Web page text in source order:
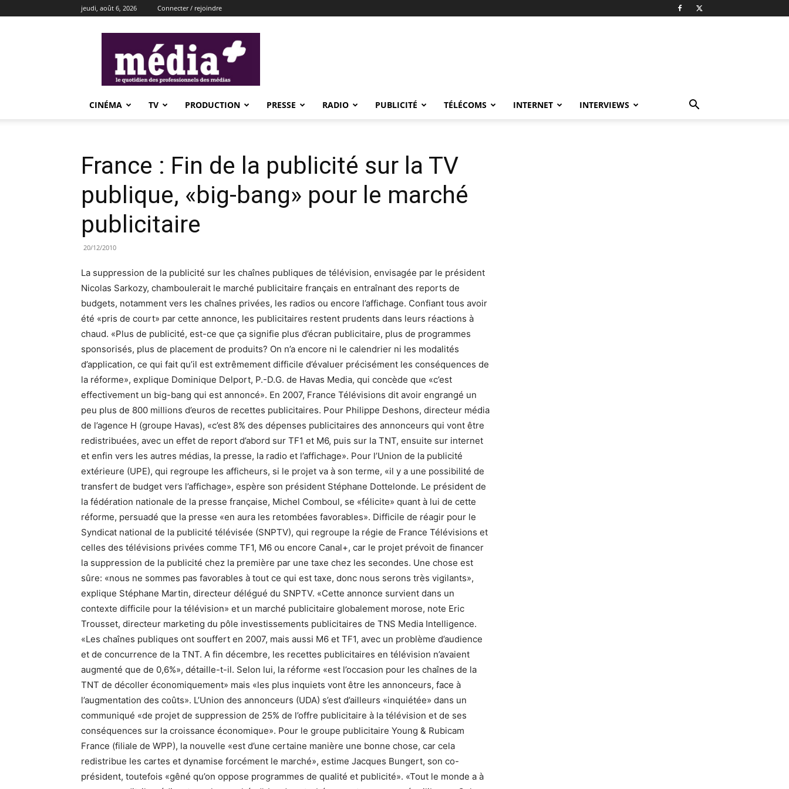
jeudi, août 6, 2026 Connecter / rejoindre
CINÉMA TV PRODUCTION PRESSE RADIO PUBLICITÉ TÉLÉCOMS INTERNET INTERVIEWS
France : Fin de la publicité sur la TV
publique, «big-bang» pour le marché
publicitaire
20/12/2010
La suppression de la publicité sur les chaînes publiques de télévision, envisagée par le président
Nicolas Sarkozy, chamboulerait le marché publicitaire français en entraînant des reports de
budgets, notamment vers les chaînes privées, les radios ou encore l’affichage. Confiant tous avoir
été «pris de court» par cette annonce, les publicitaires restent prudents dans leurs réactions à
chaud. «Plus de publicité, est-ce que ça signifie plus d’écran publicitaire, plus de programmes
sponsorisés, plus de placement de produits? On n’a encore ni le calendrier ni les modalités
d’application, ce qui fait qu’il est extrêmement difficile d’évaluer précisément les conséquences de
la réforme», explique Dominique Delport, P.-D.G. de Havas Media, qui concède que «c’est
effectivement un big-bang qui est annoncé». En 2007, France Télévisions dit avoir engrangé un
peu plus de 800 millions d’euros de recettes publicitaires. Pour Philippe Deshons, directeur média
de l’agence H (groupe Havas), «c’est 8% des dépenses publicitaires des annonceurs qui vont être
redistribuées, avec un effet de report d’abord sur TF1 et M6, puis sur la TNT, ensuite sur internet
et enfin vers les autres médias, la presse, la radio et l’affichage». Pour l’Union de la publicité
extérieure (UPE), qui regroupe les afficheurs, si le projet va à son terme, «il y a une possibilité de
transfert de budget vers l’affichage», espère son président Stéphane Dottelonde. Le président de
la fédération nationale de la presse française, Michel Comboul, se «félicite» quant à lui de cette
réforme, persuadé que la presse «en aura les retombées favorables». Difficile de réagir pour le
Syndicat national de la publicité télévisée (SNPTV), qui regroupe la régie de France Télévisions et
celles des télévisions privées comme TF1, M6 ou encore Canal+, car le projet prévoit de financer
la suppression de la publicité chez la première par une taxe chez les secondes. Une chose est
sûre: «nous ne sommes pas favorables à tout ce qui est taxe, donc nous serons très vigilants»,
explique Stéphane Martin, directeur délégué du SNPTV. «Cette annonce survient dans un
contexte difficile pour la télévision» et un marché publicitaire globalement morose, note Eric
Trousset, directeur marketing du pôle investissements publicitaires de TNS Media Intelligence.
«Les chaînes publiques ont souffert en 2007, mais aussi M6 et TF1, avec un problème d’audience
et de concurrence de la TNT. A fin décembre, les recettes publicitaires en télévision n’avaient
augmenté que de 0,6%», détaille-t-il. Selon lui, la réforme «est l’occasion pour les chaînes de la
TNT de décoller économiquement» mais «les plus inquiets vont être les annonceurs, face à
l’augmentation des coûts». L’Union des annonceurs (UDA) s’est d’ailleurs «inquiétée» dans un
communiqué «de projet de suppression de 25% de l’offre publicitaire à la télévision et de ses
conséquences sur la croissance économique». Pour le groupe publicitaire Young & Rubicam
France (filiale de WPP), la nouvelle «est d’une certaine manière une bonne chose, car cela
redistribue les cartes et dynamise forcément le marché», estime Jacques Bungert, son co-
président, toutefois «gêné qu’on oppose programmes de qualité et publicité». «Tout le monde a à